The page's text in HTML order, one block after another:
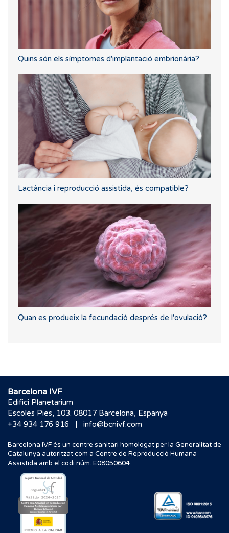
Quins són els símptomes d'implantació embrionària?
Lactància i reproducció assistida, és compatible?
Quan es produeix la fecundació després de l'ovulació?
Barcelona IVF
Edifici Planetarium
Escoles Pies, 103. 08017 Barcelona, Espanya
+34 934 176 916
| info@bcnivf.com
Barcelona IVF és un centre sanitari homologat per la Generalitat de
Catalunya autoritzat com a Centre de Reproducció Humana
Assistida amb el codi núm. E08050604